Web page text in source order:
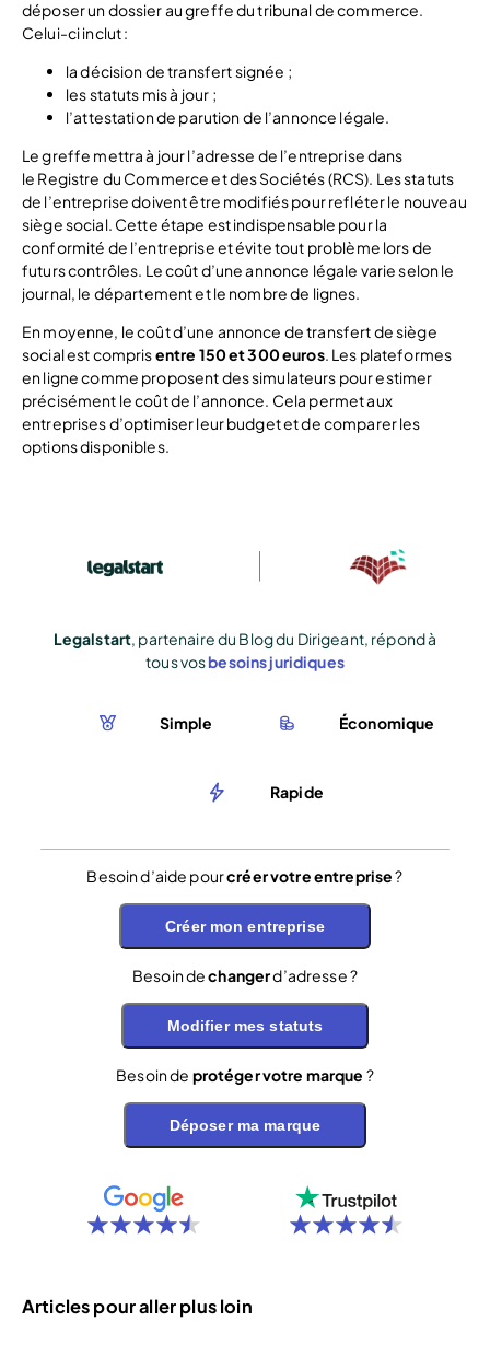
déposer un dossier au greffe du tribunal de commerce.
Celui-ci inclut :
la décision de transfert signée ;
les statuts mis à jour ;
l’attestation de parution de l’annonce légale.
Le greffe mettra à jour l’adresse de l’entreprise dans
le Registre du Commerce et des Sociétés (RCS). Les statuts
de l’entreprise doivent être modifiés pour refléter le nouveau
siège social. Cette étape est indispensable pour la
conformité de l’entreprise et évite tout problème lors de
futurs contrôles. Le coût d’une annonce légale varie selon le
journal, le département et le nombre de lignes.
En moyenne, le coût d’une annonce de transfert de siège
social est comprisentre 150 et 300 euros. Les plateformes
en ligne comme proposent des simulateurs pour estimer
précisément le coût de l’annonce. Cela permet aux
entreprises d’optimiser leur budget et de comparer les
options disponibles.
Legalstart, partenaire du Blog du Dirigeant, répond à
tous vosbesoins juridiques
Simple Économique
Rapide
Besoin d’aide pourcréer votre entreprise?
Créer mon entreprise
Besoin dechangerd’adresse ?
Modifier mes statuts
Besoin de protéger votre marque ?
Déposer ma marque
Articles pour aller plus loin